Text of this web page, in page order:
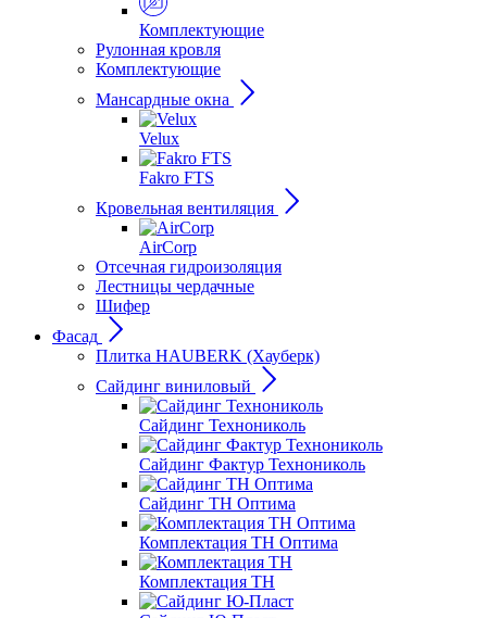
Комплектующие
Рулонная кровля
Комплектующие
Мансардные окна
Velux
Fakro FTS
Кровельная вентиляция
AirCorp
Отсечная гидроизоляция
Лестницы чердачные
Шифер
Фасад
Плитка HAUBERK (Хауберк)
Сайдинг виниловый
Сайдинг Технониколь
Сайдинг Фактур Технониколь
Сайдинг ТН Оптима
Комплектация ТН Оптима
Комплектация ТН